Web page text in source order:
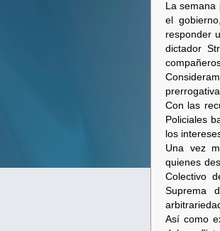
La
el
responder
dictador
Con las
Policiales
los
Una vez
quienes
Colectivo
Suprema
Así como